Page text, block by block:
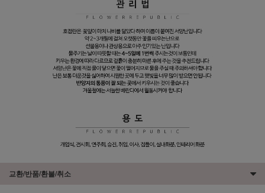
교환/반품/환불/취소